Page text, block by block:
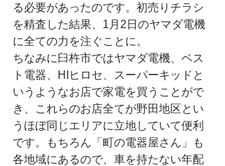
る必要があったのです。初売りチラシ
を精査した結果、1月2日のヤマダ電機
に全ての力を注ぐことに。
ちなみに臼杵市ではヤマダ電機、ベス
ト電器、HIヒロセ、スーパーキッドと
いうようなお店で家電を買うことがで
き、これらのお店全てが野田地区とい
うほぼ同じエリアに立地していて便利
です。もちろん「町の電器屋さん」も
各地域にあるので、車を持たない年配